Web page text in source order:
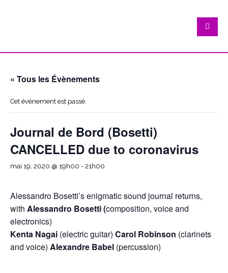
« Tous les Évènements
Cet évènement est passé.
Journal de Bord (Bosetti)
CANCELLED due to coronavirus
mai 19, 2020 @ 19h00 - 21h00
Alessandro Bosetti’s enigmatic sound journal returns,
with Alessandro Bosetti (composition, voice and
electronics)
Kenta Nagai (electric guitar) Carol Robinson (clarinets
and voice) Alexandre Babel (percussion)